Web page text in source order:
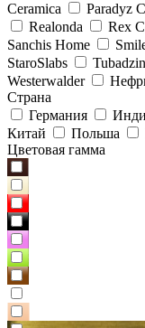
Ceramica
Paradyz
Realonda
Rex
Sanchis Home
StaroSlabs
Tubadzin
Westerwalder
Страна
Германия
Китай
Польша
Цветовая гамма